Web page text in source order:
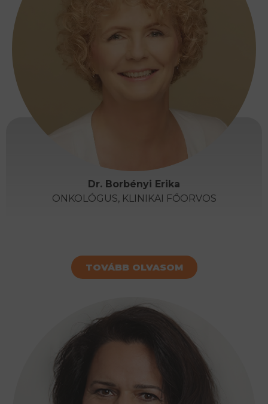
Dr. Borbényi Erika
ONKOLÓGUS, KLINIKAI FŐORVOS
TOVÁBB OLVASOM